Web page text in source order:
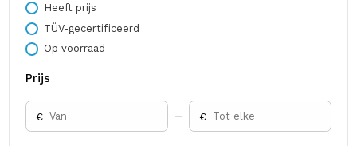
Heeft prijs
TÜV-gecertificeerd
Op voorraad
Prijs
€ €